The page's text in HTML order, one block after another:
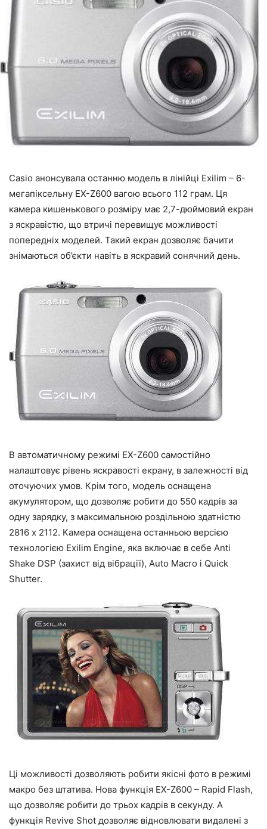
Casio анонсувала останню модель в лінійці Exilim – 6-
мегапіксельну EX-Z600 вагою всього 112 грам. Ця
камера кишенькового розміру має 2,7-дюймовий екран
з яскравістю, що втричі перевищує можливості
попередніх моделей. Такий екран дозволяє бачити
знімаються об’єкти навіть в яскравий сонячний день.
В автоматичному режимі EX-Z600 самостійно
налаштовує рівень яскравості екрану, в залежності від
оточуючих умов. Крім того, модель оснащена
акумулятором, що дозволяє робити до 550 кадрів за
одну зарядку, з максимальною роздільною здатністю
2816 x 2112. Камера оснащена останньою версією
технологією Exilim Engine, яка включає в себе Anti
Shake DSP (захист від вібрації), Auto Macro і Quick
Shutter.
Ці можливості дозволяють робити якісні фото в режимі
макро без штатива. Нова функція EX-Z600 – Rapid Flash,
що дозволяє робити до трьох кадрів в секунду. А
функція Revive Shot дозволяє відновлювати видалені з